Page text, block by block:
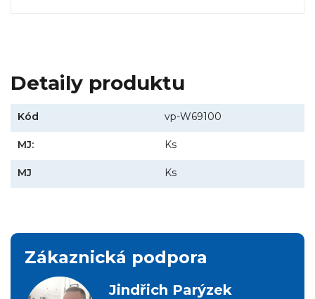
Detaily produktu
Kód vp-W69100
MJ: Ks
MJ Ks
Zákaznická podpora
Jindřich Parýzek